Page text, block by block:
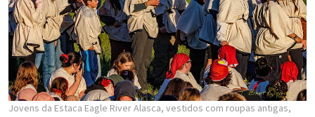
Jovens da Estaca Eagle River Alasca, vestidos com roupas antigas,